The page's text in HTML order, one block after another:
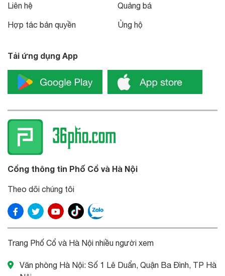
Liên hệ
Hợp tác bản quyền
Quảng bá
Ủng hộ
Tải ứng dụng App
Cổng thông tin Phố Cổ và Hà Nội
Theo dõi chúng tôi
Trang Phố Cổ và Hà Nội nhiều người xem
Văn phòng Hà Nội: Số 1 Lê Duẩn, Quận Ba Đình, TP Hà